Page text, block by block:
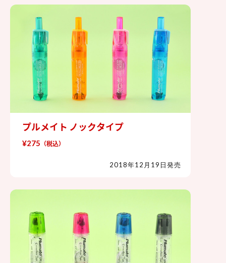
プルメイト ノックタイプ
プルメイト ノックタイプ
¥275 （税込）
2018年12月19日発売